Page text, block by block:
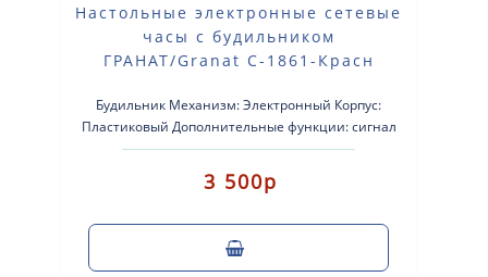
Настольные электронные сетевые
часы с будильником
ГРАНАТ/Granat С-1861-Красн
Будильник Механизм: Электронный Корпус:
Пластиковый Дополнительные функции: сигнал
beep Размер: 190×95×..
3 500р